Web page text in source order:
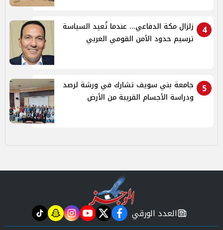
4
زلزال مكة الدفاعي... عندما تُعيد السياسة
ترسيم حدود الأمن القومي العربي
5
جامعة بني سويف تشارك في ورشة لرصد
ودراسة الأجسام القريبة من الأرض
newspaper
العدد الورقي facebook
twitter
youtube
instagram
snapchat
tiktok